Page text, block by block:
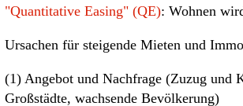
"Quantitative Easing" (QE): Wohnen
Ursachen für steigende Mieten und
(1) Angebot und Nachfrage (Zuzug und
Großstädte, wachsende Bevölkerung)